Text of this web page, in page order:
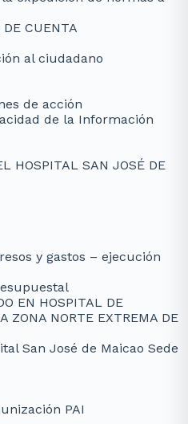
DE CUENTA
al ciudadano
de acción
de la Información
HOSPITAL SAN JOSÉ DE
y gastos – ejecución
EN HOSPITAL DE
ZONA NORTE EXTREMA DE
San José de Maicao Sede
PAI